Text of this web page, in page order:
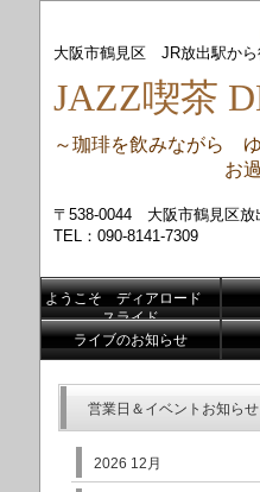
大阪市鶴見区 JR放出駅から
JAZZ喫茶
～珈琲を飲みながら
お過ごしく
〒538-0044 大阪市鶴見区
TEL：090-8141-7309
ようこそ ディアロード
スライド
ライブのお知らせ
営業日＆イベントお知らせ
2026 12月